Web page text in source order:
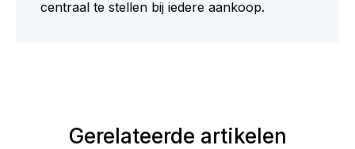
centraal te stellen bij iedere aankoop.
Gerelateerde artikelen